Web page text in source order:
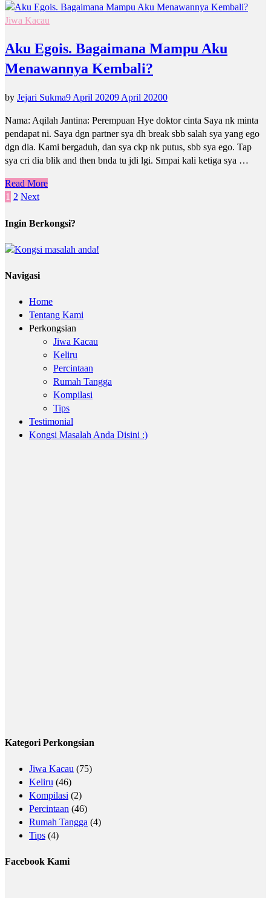
Jiwa Kacau
Aku Egois. Bagaimana Mampu Aku
Menawannya Kembali?
by Jejari Sukma9 April 20209 April 20200
Nama: Aqilah Jantina: Perempuan Hye doktor cinta Saya nk minta
pendapat ni. Saya dgn partner sya dh break sbb salah sya yang ego
dgn dia. Kami bergaduh, dan sya ckp nk putus, sbb sya ego. Tap
sya cri dia blik and then bnda tu jdi lgi. Smpai kali ketiga sya …
Read More
Posts
pagination
1 2 Next
Ingin Berkongsi?
Navigasi
Home
Tentang Kami
Perkongsian
Jiwa Kacau
Keliru
Percintaan
Rumah Tangga
Kompilasi
Tips
Testimonial
Kongsi Masalah Anda Disini :)
Kategori Perkongsian
Jiwa Kacau (75)
Keliru (46)
Kompilasi (2)
Percintaan (46)
Rumah Tangga (4)
Tips (4)
Facebook Kami